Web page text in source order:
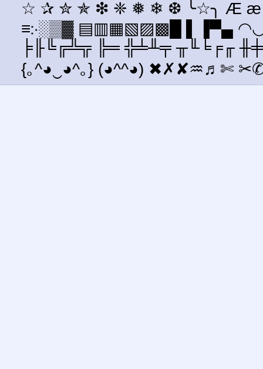
☆ ✰ ✮ ✯ ❇ ❈ ❅ ❄ ❆ ╰☆╮ Æ æ ❖
≡჻░▒▓ ▤▥▦▧▨▩█ ▌▐▀▄
╞╟╚╔╩╦ ╠═ ╬╧╨╤ ╥╙╘╒╓
{｡^◕‿◕^｡} (◕^^◕) ✖✗✘♒♬✄